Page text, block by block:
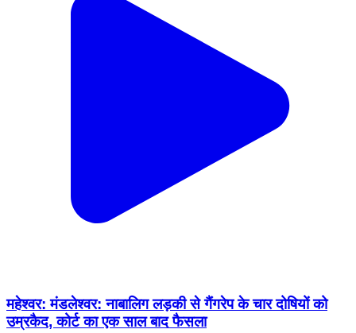
महेश्वर: मंडलेश्वर: नाबालिग लड़की से गैंगरेप के चार दोषियों को
उम्रकैद, कोर्ट का एक साल बाद फैसला